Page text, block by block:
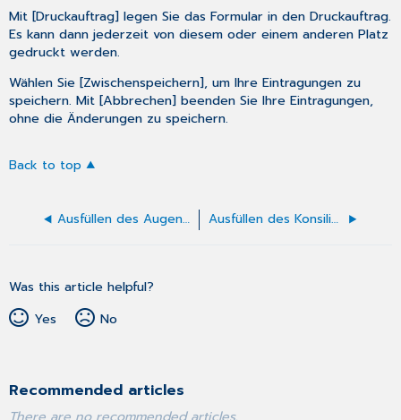
Mit [Druckauftrag] legen Sie das Formular in den Druckauftrag.
Es kann dann jederzeit von diesem oder einem anderen Platz
gedruckt werden.
Wählen Sie [Zwischenspeichern], um Ihre Eintragungen zu
speichern. Mit [Abbrechen] beenden Sie Ihre Eintragungen,
ohne die Änderungen zu speichern.
Back to top
Ausfüllen des Augendruck-Formulars Ausfüllen des Konsiliarbericht Psychotherapie
Was this article helpful?
Yes
No
Recommended articles